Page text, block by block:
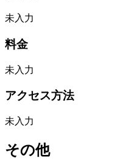
未入力
料金
未入力
アクセス方法
未入力
その他